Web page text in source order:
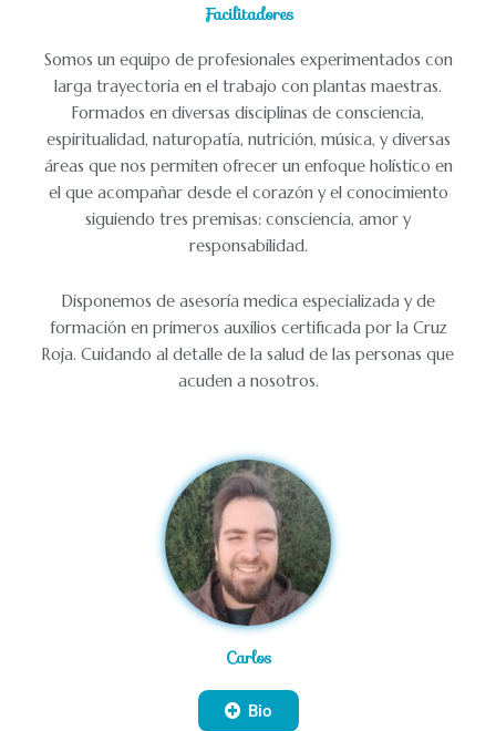
Facilitadores
Somos un equipo de profesionales experimentados con
larga trayectoria en el trabajo con plantas maestras.
Formados en diversas disciplinas de consciencia,
espiritualidad, naturopatía, nutrición, música, y diversas
áreas que nos permiten ofrecer un enfoque holístico en
el que acompañar desde el corazón y el conocimiento
siguiendo tres premisas: consciencia, amor y
responsabilidad.
Disponemos de asesoría medica especializada y de
formación en primeros auxilios certificada por la Cruz
Roja. Cuidando al detalle de la salud de las personas que
acuden a nosotros.
Carlos
Bio